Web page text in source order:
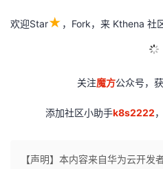
欢迎Star★ ，Fork，来 Kthena 社
关注魔方公众号，
添加社区小助手k8s2222
【声明】本内容来自华为云开发